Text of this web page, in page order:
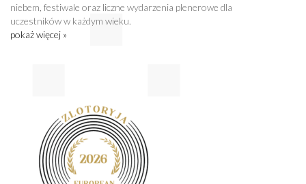
niebem, festiwale oraz liczne wydarzenia plenerowe dla
uczestników w każdym wieku.
pokaż więcej »